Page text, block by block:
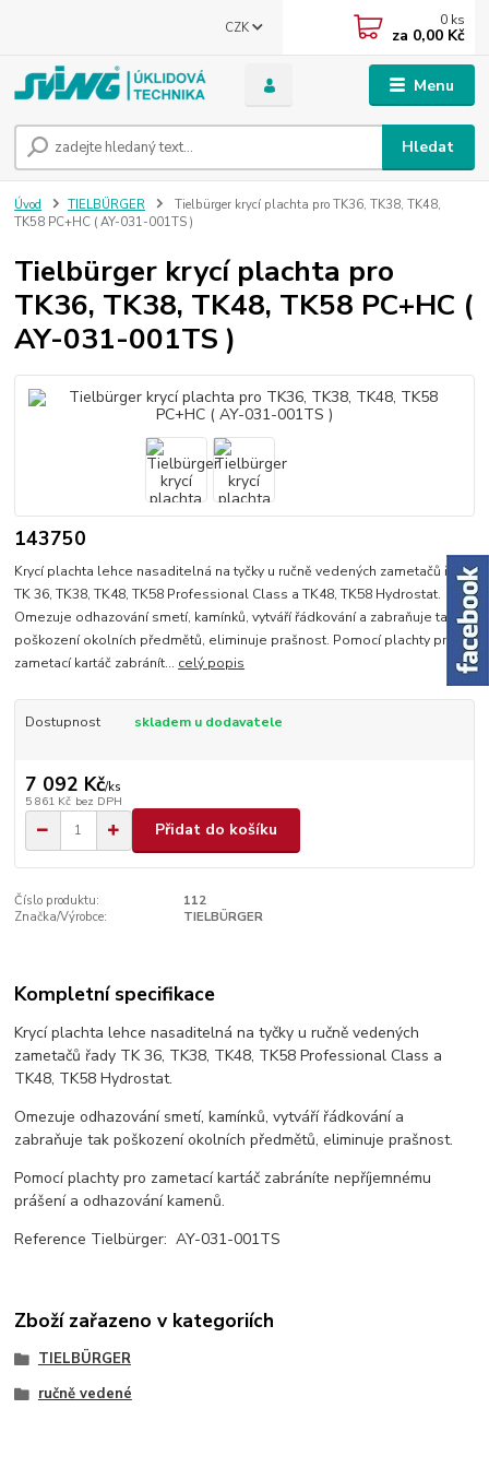
Menu
CZK
Hledat
0 ks
za 0,00 Kč
Úvod TIELBÜRGER
Tielbürger krycí plachta pro TK36, TK38, TK48,
TK58 PC+HC ( AY-031-001TS )
Tielbürger krycí plachta pro
TK36, TK38, TK48, TK58 PC+HC (
AY-031-001TS )
143750
Krycí plachta lehce nasaditelná na tyčky u ručně vedených zametačů řady
TK 36, TK38, TK48, TK58 Professional Class a TK48, TK58 Hydrostat.
Omezuje odhazování smetí, kamínků, vytváří řádkování a zabraňuje tak
poškození okolních předmětů, eliminuje prašnost. Pomocí plachty pro
zametací kartáč zabránít... celý popis
Dostupnost skladem u dodavatele
7 092 Kč/ks
5 861 Kč bez DPH
Přidat do košíku
Číslo produktu:
112
Značka/Výrobce:
TIELBÜRGER
Kompletní specifikace
Krycí plachta lehce nasaditelná na tyčky u ručně vedených
zametačů řady TK 36, TK38, TK48, TK58 Professional Class a
TK48, TK58 Hydrostat.
Omezuje odhazování smetí, kamínků, vytváří řádkování a
zabraňuje tak poškození okolních předmětů, eliminuje prašnost.
Pomocí plachty pro zametací kartáč zabráníte nepříjemnému
prášení a odhazování kamenů.
Reference Tielbürger: AY-031-001TS
Zboží zařazeno v kategoriích
TIELBÜRGER
ručně vedené